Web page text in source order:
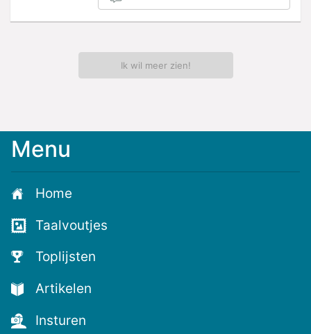
Ik wil meer zien!
Menu
Home
Taalvoutjes
Toplijsten
Artikelen
Insturen